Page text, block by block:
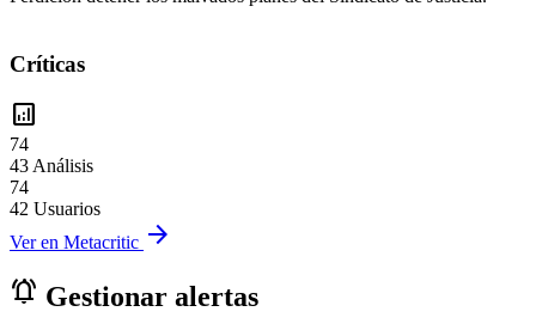
Críticas
analytics
74
43 Análisis
74
42 Usuarios
Ver en Metacritic arrow_forward
notifications_active Gestionar alertas